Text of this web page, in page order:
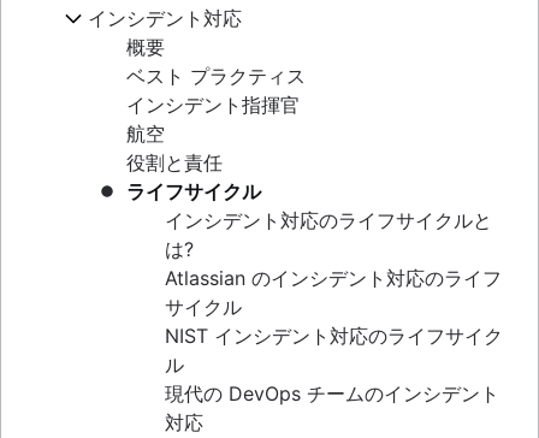
対話型チケット
Jira Service Management のカスタマイズ
メール サポートからの移行
サービス カタログ
仮想エージェントとは
IT サポート
IT サービス ポータル
IT チケット管理システム
Service request process
ハードウェア資産管理
資産管理ライフサイクル
テンプレート
ワークショップ
インシデント対応
概要
ベスト プラクティス
インシデント指揮官
航空
役割と責任
ライフサイクル
インシデント対応のライフサイクルと
は?
Atlassian のインシデント対応のライフ
サイクル
NIST インシデント対応のライフサイク
ル
現代の DevOps チームのインシデント
対応